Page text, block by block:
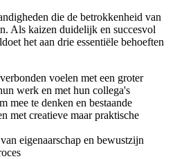
die de betrokkenheid van
Als kaizen duidelijk en succesvol
het aan drie essentiële behoeften
voelen met een groter
werk en met hun collega's
mee te denken en bestaande
met creatieve maar praktische
eigenaarschap en bewustzijn